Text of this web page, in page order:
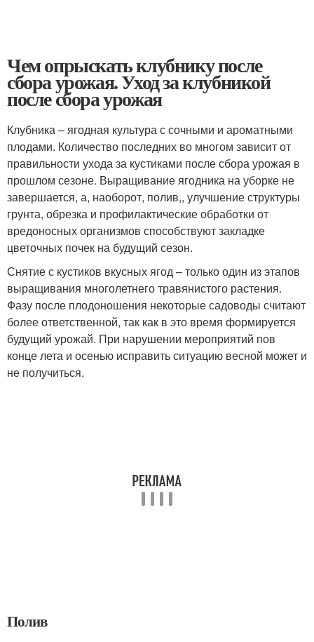
Чем опрыскать клубнику после
сбора урожая. Уход за клубникой
после сбора урожая
Клубника – ягодная культура с сочными и ароматными
плодами. Количество последних во многом зависит от
правильности ухода за кустиками после сбора урожая в
прошлом сезоне. Выращивание ягодника на уборке не
завершается, а, наоборот, полив,, улучшение структуры
грунта, обрезка и профилактические обработки от
вредоносных организмов способствуют закладке
цветочных почек на будущий сезон.
Снятие с кустиков вкусных ягод – только один из этапов
выращивания многолетнего травянистого растения.
Фазу после плодоношения некоторые садоводы считают
более ответственной, так как в это время формируется
будущий урожай. При нарушении мероприятий пов
конце лета и осенью исправить ситуацию весной может и
не получиться.
Полив